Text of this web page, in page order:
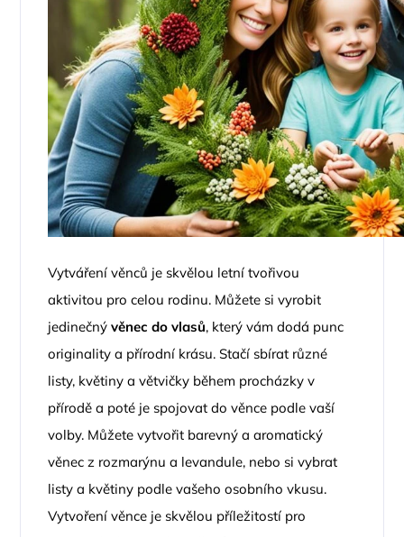
Vytváření věnců je skvělou letní tvořivou
aktivitou pro celou rodinu. Můžete si vyrobit
jedinečnývěnec do vlasů, který vám dodá punc
originality a přírodní krásu. Stačí sbírat různé
listy, květiny a větvičky během procházky v
přírodě a poté je spojovat do věnce podle vaší
volby. Můžete vytvořit barevný a aromatický
věnec z rozmarýnu a levandule, nebo si vybrat
listy a květiny podle vašeho osobního vkusu.
Vytvoření věnce je skvělou příležitostí pro